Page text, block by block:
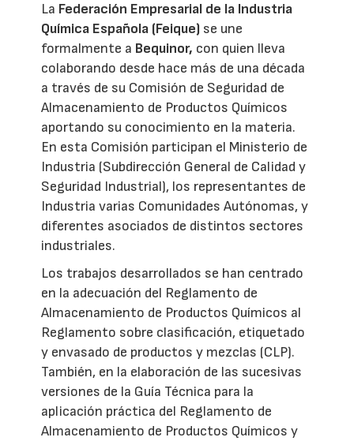
La Federación Empresarial de la Industria
Química Española (Feique) se une
formalmente a Bequinor, con quien lleva
colaborando desde hace más de una década
a través de su Comisión de Seguridad de
Almacenamiento de Productos Químicos
aportando su conocimiento en la materia.
En esta Comisión participan el Ministerio de
Industria (Subdirección General de Calidad y
Seguridad Industrial), los representantes de
Industria varias Comunidades Autónomas, y
diferentes asociados de distintos sectores
industriales.
Los trabajos desarrollados se han centrado
en la adecuación del Reglamento de
Almacenamiento de Productos Químicos al
Reglamento sobre clasificación, etiquetado
y envasado de productos y mezclas (CLP).
También, en la elaboración de las sucesivas
versiones de la Guía Técnica para la
aplicación práctica del Reglamento de
Almacenamiento de Productos Químicos y